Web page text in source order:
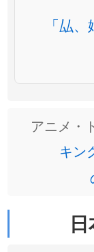
「厸
アニメ・
キン